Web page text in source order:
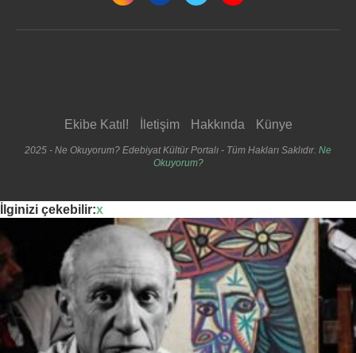
Ekibe Katıl! İletişim Hakkında Künye
2025 - Ne Okuyorum? Edebiyat Kültür Portalı - Tüm Hakları Saklıdır. Ne
Okuyorum?
İlginizi çekebilir:x